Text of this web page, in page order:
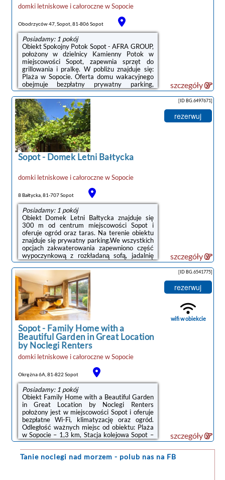
domki letniskowe i całorocznewSopocie
Obodrzyców 47, Sopot, 81-806 Sopot
Posiadamy: 1 pokój
Obiekt Spokojny Potok Sopot - AFRA GROUP,
położony w dzielnicy Kamienny Potok w
miejscowości Sopot, zapewnia sprzęt do
grillowania i pralkę. W pobliżu znajduje się:
Plaża w Sopocie. Oferta domu wakacyjnego
obejmuje bezpłatny prywatny parking,
całodobową recepcję oraz bezpłatne Wi-Fi.W
domu wakacyjnym zapewniono taras, kilka
sypialni (3), salon z telewizorem z płaskim
ekranem, kuchnię ze standardowym
wyposażeniem, takim jak lodówka i
mikrofalówka, a także łazienkę (1) z
prysznicem. Goście mogą podziwiać widok na
rzekę. W domu wakacyjnym zapewniono
ręczniki i pościel.Odległość ...
szczegóły
Sopot- Domek Letni Bałtycka
domki letniskowe i całorocznewSopocie
8 Bałtycka, 81-707 Sopot
Posiadamy: 1 pokój
Obiekt Domek Letni Bałtycka znajduje się
300 m od centrum miejscowości Sopot i
oferuje ogród oraz taras. Na terenie obiektu
znajduje się prywatny parking.We wszystkich
opcjach zakwaterowania zapewniono część
wypoczynkową z rozkładaną sofą, jadalnię
oraz aneks kuchenny z pełnym
wyposażeniem, w tym lodówką,
mikrofalówką i płytą kuchenną.Obiekt
dysponuje sprzętem do grillowania.Na terenie
obiektu Domek Letni Bałtycka znajduje się
park wodny.W pobliżu obiektu Domek Letni
Bałtycka znajdują się liczne atrakcje, takie jak
Plaża w Sopocie, Krzywy Domek i Sopockie
Molo. Lotnisko ...
[ID BG.6497671]
rezerwuj
szczegóły
Sopot- Family Home with a
Beautiful Garden in Great Location
by Noclegi Renters
domki letniskowe i całorocznewSopocie
Okrężna 6A, 81-822 Sopot
Posiadamy: 1 pokój
Obiekt Family Home with a Beautiful Garden
in Great Location by Noclegi Renters
położony jest w miejscowości Sopot i oferuje
bezpłatne Wi-Fi, klimatyzację oraz ogród.
Odległość ważnych miejsc od obiektu: Plaża
w Sopocie – 1,3 km, Stacja kolejowa Sopot –
1,3 km. Odległość ważnych miejsc od domu
wakacyjnego: Sopockie Molo – 1,7 km,
Krzywy Domek – 1,4 km.Oferta domu
[ID BG.6541775]
rezerwuj
wifi w obiekcie
szczegóły
Tanie noclegi nad morzem - polub nas na FB